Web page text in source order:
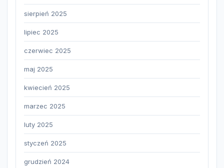
sierpień 2025
lipiec 2025
czerwiec 2025
maj 2025
kwiecień 2025
marzec 2025
luty 2025
styczeń 2025
grudzień 2024